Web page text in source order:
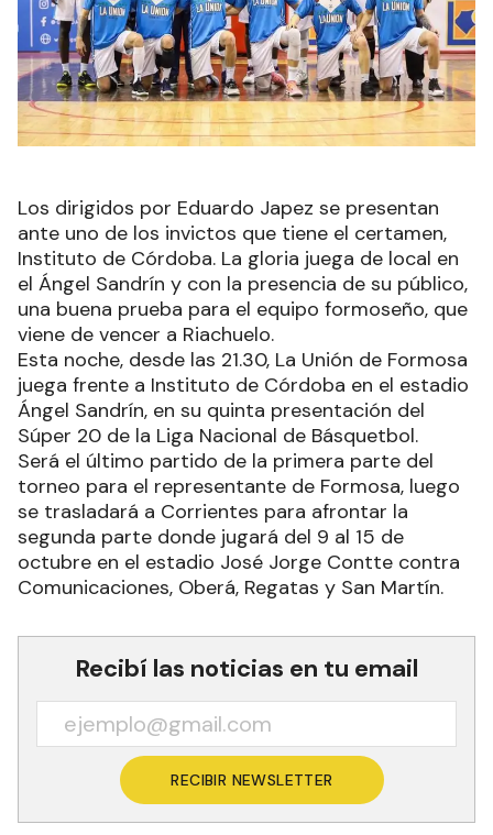
Los dirigidos por Eduardo Japez se presentan
ante uno de los invictos que tiene el certamen,
Instituto de Córdoba. La gloria juega de local en
el Ángel Sandrín y con la presencia de su público,
una buena prueba para el equipo formoseño, que
viene de vencer a Riachuelo.
Esta noche, desde las 21.30, La Unión de Formosa
juega frente a Instituto de Córdoba en el estadio
Ángel Sandrín, en su quinta presentación del
Súper 20 de la Liga Nacional de Básquetbol.
Será el último partido de la primera parte del
torneo para el representante de Formosa, luego
se trasladará a Corrientes para afrontar la
segunda parte donde jugará del 9 al 15 de
octubre en el estadio José Jorge Contte contra
Comunicaciones, Oberá, Regatas y San Martín.
Recibí las noticias en tu email
RECIBIR NEWSLETTER